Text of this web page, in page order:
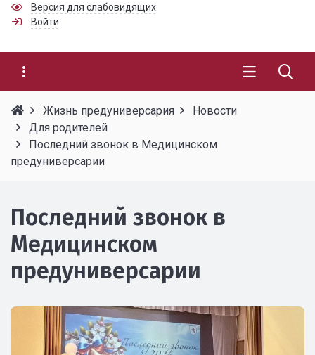
Версия для слабовидящих
Войти
Жизнь предуниверсария
Новости
Для родителей
Последний звонок в Медицинском
предуниверсарии
Последний звонок в
Медицинском
предуниверсарии